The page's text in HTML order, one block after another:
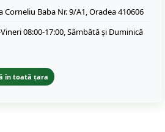
Corneliu Baba Nr. 9/A1, Oradea 410606
08:00-17:00, Sâmbătă și Duminică
în toată țara